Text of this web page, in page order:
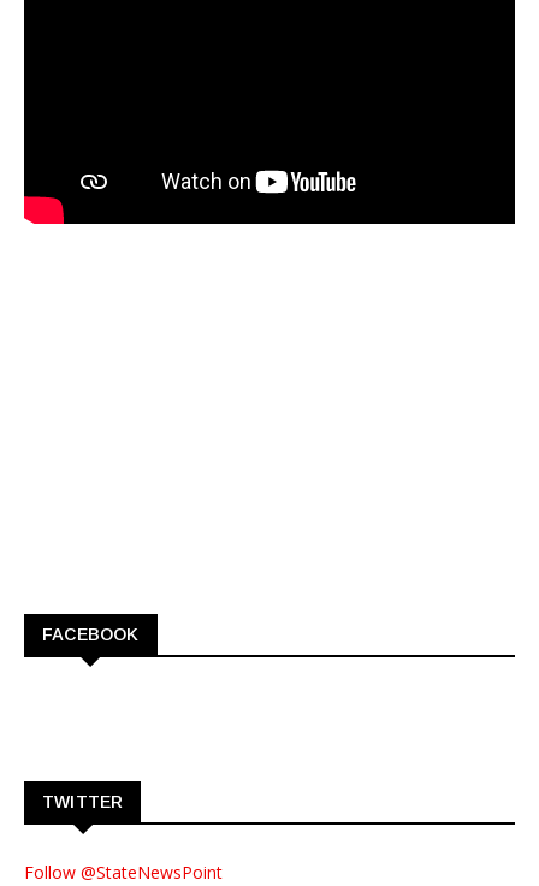
FACEBOOK
TWITTER
Follow @StateNewsPoint